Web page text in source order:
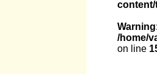
Warning
/home/
on line